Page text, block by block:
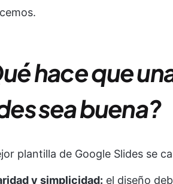
hace que
sea buena?
plantilla de Google Slides se
y simplicidad: el diseño